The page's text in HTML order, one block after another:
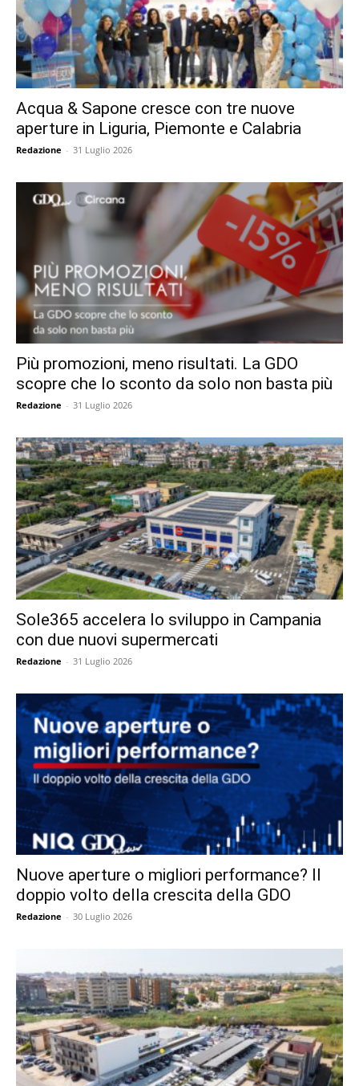
Acqua & Sapone cresce con tre nuove
aperture in Liguria, Piemonte e Calabria
Redazione - 31 Luglio 2026
Più promozioni, meno risultati. La GDO
scopre che lo sconto da solo non basta più
Redazione - 31 Luglio 2026
Sole365 accelera lo sviluppo in Campania
con due nuovi supermercati
Redazione - 31 Luglio 2026
Nuove aperture o migliori performance? Il
doppio volto della crescita della GDO
Redazione - 30 Luglio 2026